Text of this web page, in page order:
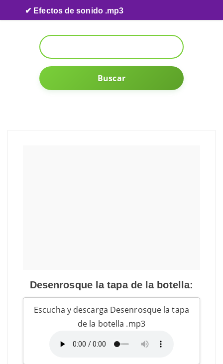
Skip to content
✔ Efectos de sonido .mp3
Buscar
Desenrosque la tapa de la botella:
Escucha y descarga Desenrosque la tapa
de la botella .mp3